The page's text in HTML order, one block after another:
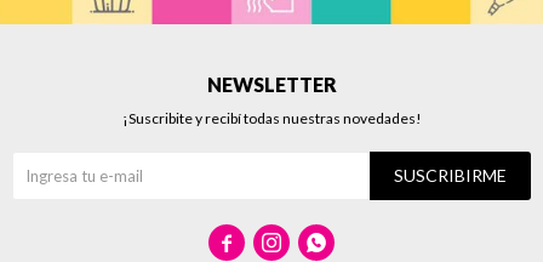
NEWSLETTER
¡Suscribite y recibí todas nuestras novedades!
SUSCRIBIRME
  